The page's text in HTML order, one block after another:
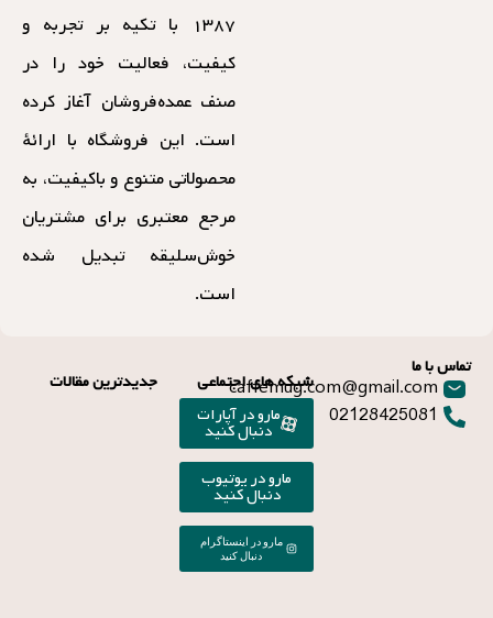
۱۳۸۷ با تکیه بر تجربه و
کیفیت، فعالیت خود را در
صنف عمده‌فروشان آغاز کرده
است. این فروشگاه با ارائهٔ
محصولاتی متنوع و باکیفیت، به
مرجع معتبری برای مشتریان
خوش‌سلیقه تبدیل شده
است.
تماس با ما
caffemug.com@gmail.com
02128425081
شبکه های اجتماعی
مارو در آپارات
دنبال کنید
مارو در یوتیوب
دنبال کنید
مارو در اینستاگرام
دنبال کنید
جدیدترین مقالات